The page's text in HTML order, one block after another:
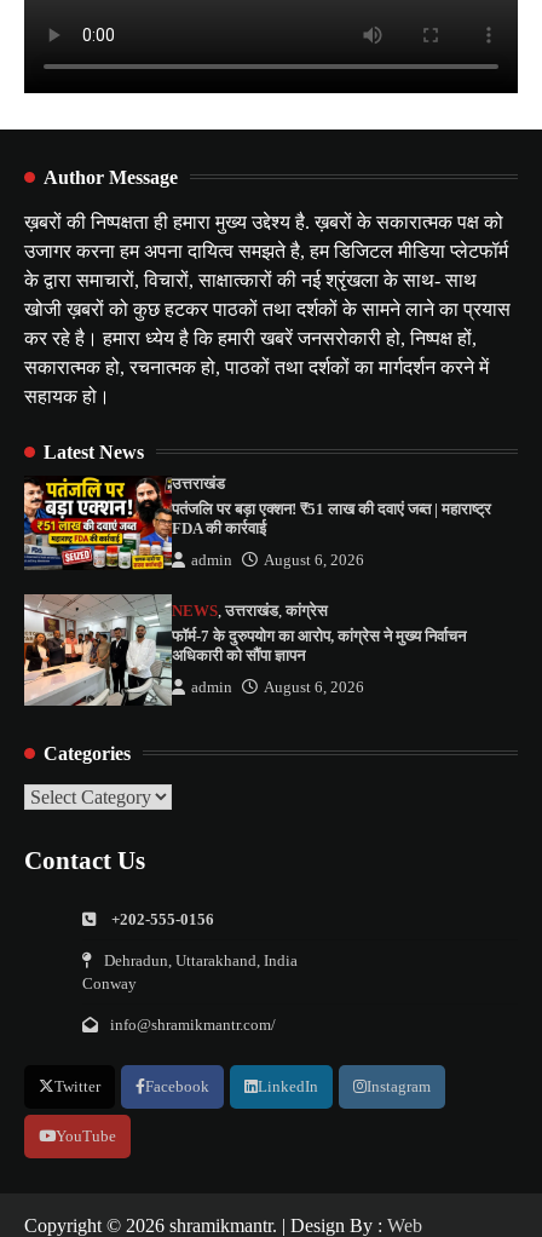
Author Message
ख़बरों की निष्पक्षता ही हमारा मुख्य उद्देश्य है. ख़बरों के सकारात्मक पक्ष को
उजागर करना हम अपना दायित्व समझते है, हम डिजिटल मीडिया प्लेटफॉर्म
के द्वारा समाचारों, विचारों, साक्षात्कारों की नई श्रृंखला के साथ- साथ
खोजी ख़बरों को कुछ हटकर पाठकों तथा दर्शकों के सामने लाने का प्रयास
कर रहे है। हमारा ध्येय है कि हमारी खबरें जनसरोकारी हो, निष्पक्ष हों,
सकारात्मक हो, रचनात्मक हो, पाठकों तथा दर्शकों का मार्गदर्शन करने में
सहायक हो।
Latest News
उत्तराखंड
पतंजलि पर बड़ा एक्शन! ₹51 लाख की दवाएं जब्त | महाराष्ट्र
FDA की कार्रवाई
admin August 6, 2026
NEWS ,उत्तराखंड,कांग्रेस
फॉर्म-7 के दुरुपयोग का आरोप, कांग्रेस ने मुख्य निर्वाचन
अधिकारी को सौंपा ज्ञापन
admin August 6, 2026
Categories
Categories
Contact Us
+202-555-0156
Dehradun, Uttarakhand, India
Conway
info@shramikmantr.com/
Twitter Facebook LinkedIn Instagram
YouTube
Copyright ©️ 2026 shramikmantr. | Design By : Web